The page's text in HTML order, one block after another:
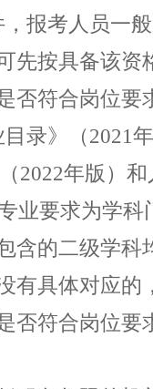
报考人员一
先按具备该资
符合岗位要
录》（2021
2022年版）
业要求为学
含的二级学科
有具体对应的
符合岗位要